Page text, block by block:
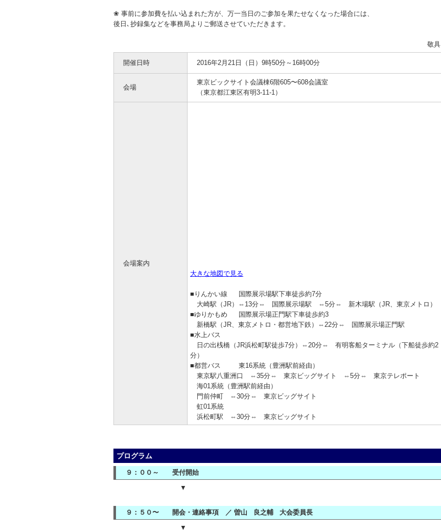
❀ 事前に参加費を払い込まれた方が、万一当日のご参加を果たせなくなった場合には、
後日､抄録集などを事務局よりご郵送させていただきます。
敬具
開催日時 2016年2月21日（日）9時50分～16時00分
会場
東京ビックサイト会議棟6階605〜608会議室
（東京都江東区有明3-11-1）
会場案内
大きな地図で見る
■りんかい線
国際展示場駅下車徒歩約7分
大崎駅（JR）⇔13分⇔ 国際展示場駅 ⇔5分⇔ 新木場駅（JR、東京メトロ）
■ゆりかもめ
国際展示場正門駅下車徒歩約3
新橋駅（JR、東京メトロ・都営地下鉄）⇔22分⇔ 国際展示場正門駅
■水上バス
日の出桟橋（JR浜松町駅徒歩7分）⇔20分⇔ 有明客船ターミナル（下船徒歩約2
分）
■都営バス
東16系統（豊洲駅前経由）
東京駅八重洲口 ⇔35分⇔ 東京ビッグサイト ⇔5分⇔ 東京テレポート
海01系統（豊洲駅前経由）
門前仲町 ⇔30分⇔ 東京ビッグサイト
虹01系統
浜松町駅 ⇔30分⇔ 東京ビッグサイト
プログラム
９：００～ 受付開始
▼
９：５０〜 開会・連絡事項 ／ 曽山 良之輔 大会委員長
▼